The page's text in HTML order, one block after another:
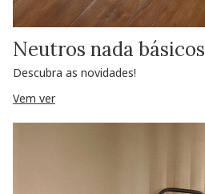
Neutros nada básicos
Descubra as novidades!
Vem ver